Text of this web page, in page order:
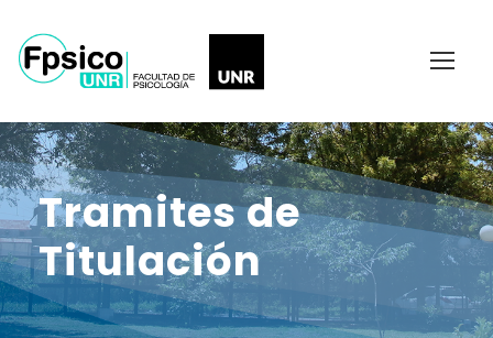
Tramites de
Titulación